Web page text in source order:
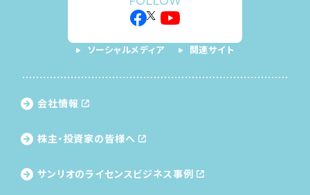
ソーシャルメディア 関連サイト
会社情報
株主・投資家の皆様へ
サンリオのライセンスビジネス事例